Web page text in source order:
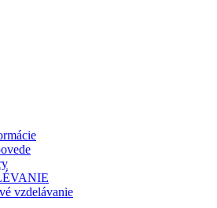
vzdelávanie